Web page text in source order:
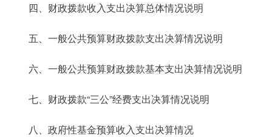
四、财政拨款收入支出决算总体情况说明
五、一般公共预算财政拨款支出决算情况说明
六、一般公共预算财政拨款基本支出决算情况说明
七、财政拨款“三公”经费支出决算情况说明
八、政府性基金预算收入支出决算情况